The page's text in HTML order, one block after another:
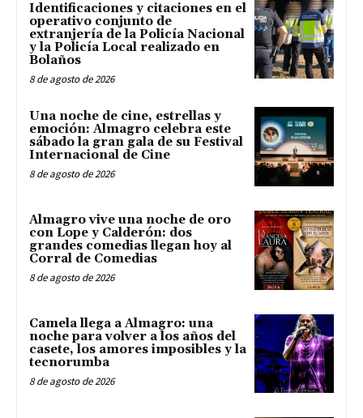
Identificaciones y citaciones en el
operativo conjunto de
extranjería de la Policía Nacional
y la Policía Local realizado en
Bolaños
8 de agosto de 2026
Una noche de cine, estrellas y
emoción: Almagro celebra este
sábado la gran gala de su Festival
Internacional de Cine
8 de agosto de 2026
Almagro vive una noche de oro
con Lope y Calderón: dos
grandes comedias llegan hoy al
Corral de Comedias
8 de agosto de 2026
Camela llega a Almagro: una
noche para volver a los años del
casete, los amores imposibles y la
tecnorumba
8 de agosto de 2026